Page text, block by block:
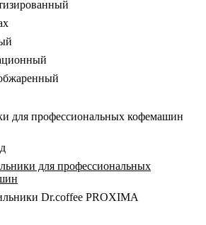
для профессиональных кофемашин
для профессиональных
Dr.coffee PROXIMA